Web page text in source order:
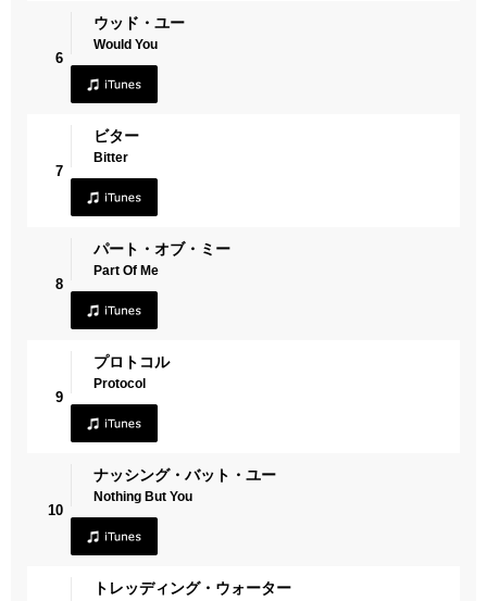
6
ウッド・ユー
Would You
7
ビター
Bitter
8
パート・オブ・ミー
Part Of Me
9
プロトコル
Protocol
10
ナッシング・バット・ユー
Nothing But You
トレッディング・ウォーター